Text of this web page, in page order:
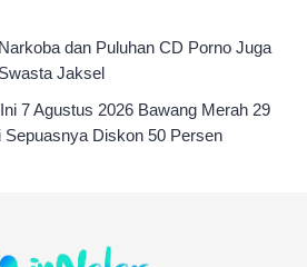
dan Puluhan CD Porno Juga
Jaksel
7 Agustus 2026 Bawang Merah 29
Sepuasnya Diskon 50 Persen